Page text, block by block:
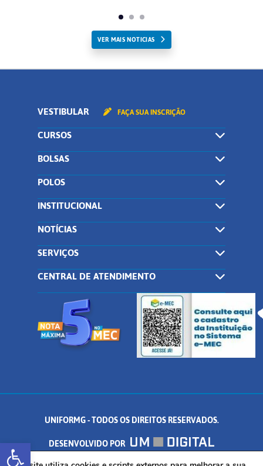
Abrir a barra de ferramentas
VER MAIS NOTICIAS
VESTIBULAR FAÇA SUA INSCRIÇÃO
CURSOS
BOLSAS
POLOS
INSTITUCIONAL
NOTÍCIAS
SERVIÇOS
CENTRAL DE ATENDIMENTO
UNIFORMG - TODOS OS DIREITOS RESERVADOS.
DESENVOLVIDO POR